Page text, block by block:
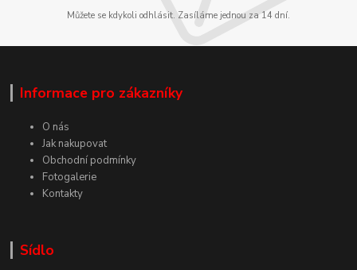
Můžete se kdykoli odhlásit. Zasíláme jednou za 14 dní.
Informace pro zákazníky
O nás
Jak nakupovat
Obchodní podmínky
Fotogalerie
Kontakty
Sídlo